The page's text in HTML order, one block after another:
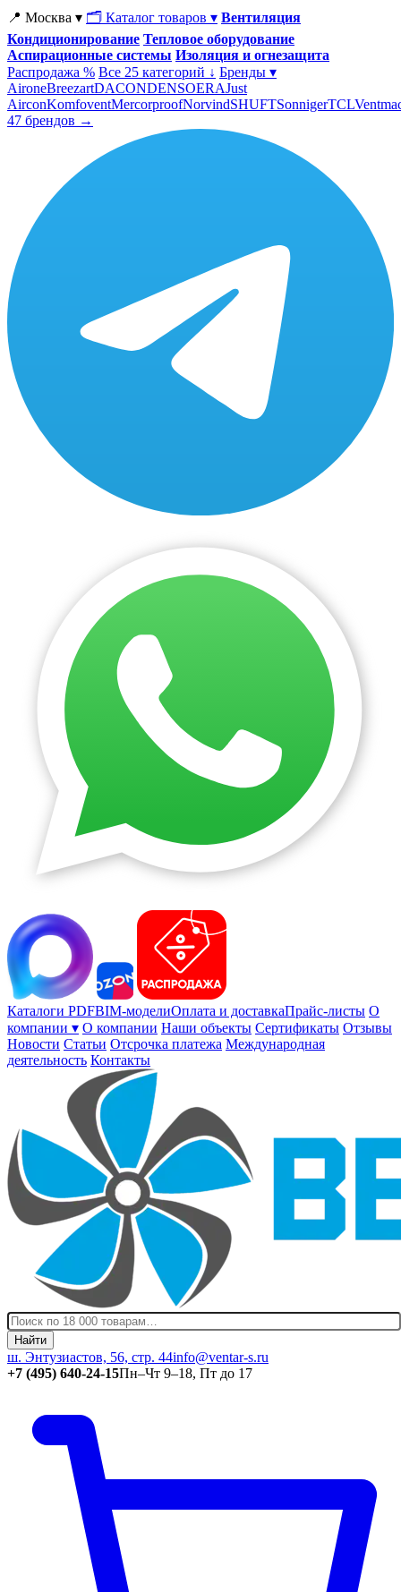
📍 Москва ▾ 🗂 Каталог товаров ▾ Вентиляция
Кондиционирование Тепловое оборудование
Аспирационные системы Изоляция и огнезащита
Распродажа % Все 25 категорий ↓ Бренды ▾
AironeBreezartDACONDENSOERAJust
AirconKomfoventMercorproofNorvindSHUFTSonnigerTCL
47 брендов →
Каталоги PDFBIM-моделиОплата и доставкаПрайс-листы О
компании ▾ О компании Наши объекты Сертификаты Отзывы
Новости Статьи Отсрочка платежа Международная
деятельность Контакты
Найти
ш. Энтузиастов, 56, стр. 44info@ventar-s.ru
+7 (495) 640-24-15Пн–Чт 9–18, Пт до 17